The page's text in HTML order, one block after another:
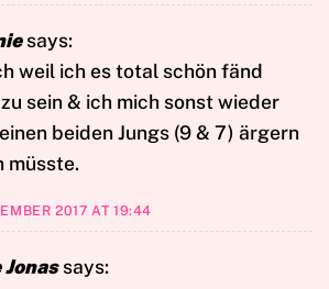
says:
weil ich es total schön fänd
sein & ich mich sonst wieder
beiden Jungs (9 & 7) ärgern
müsste.
2017 AT 19:44
Jonas says: